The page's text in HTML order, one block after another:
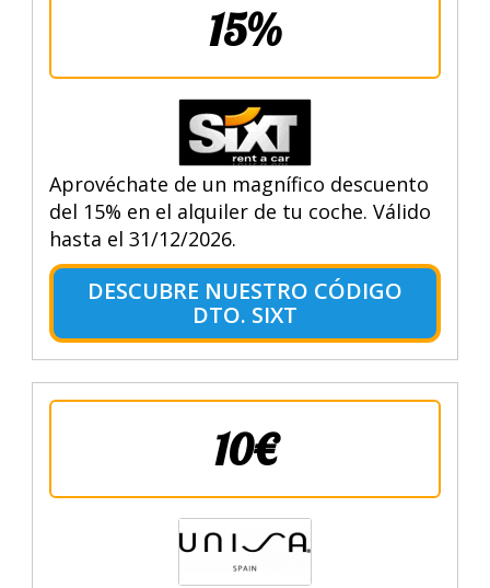
15%
Aprovéchate de un magnífico descuento
del 15% en el alquiler de tu coche. Válido
hasta el 31/12/2026.
DESCUBRE NUESTRO CÓDIGO
DTO. SIXT
10€